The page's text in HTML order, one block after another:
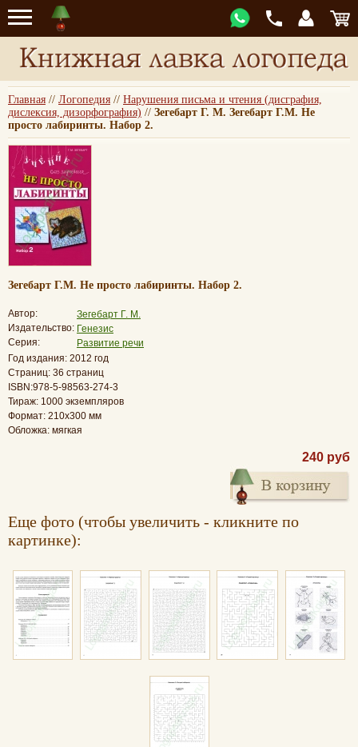
Главная // Логопедия // Нарушения письма и чтения (дисграфия,
дислексия, дизорфография) // Зегебарт Г. М. Зегебарт Г.М. Не
просто лабиринты. Набор 2.
Зегебарт Г.М. Не просто лабиринты. Набор 2.
Автор:
Зегебарт Г. М.
Издательство: Генезис
Серия:
Развитие речи
Год издания: 2012 год
Страниц: 36 страниц
ISBN:978-5-98563-274-3
Тираж: 1000 экземпляров
Формат: 210х300 мм
Обложка: мягкая
240 руб
Еще фото (чтобы увеличить - кликните по
картинке):